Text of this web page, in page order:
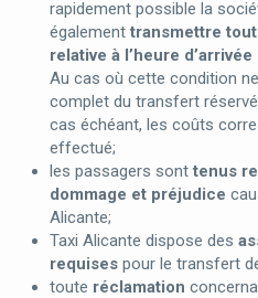
rapidement possible la
également transmettre
relative à l’heure
Au cas où cette condition
complet du transfert
cas échéant, les coûts
effectué;
les passagers sont tenus
dommage et préjudice
Alicante;
Taxi Alicante dispose des
requises pour le transfert
toute réclamation